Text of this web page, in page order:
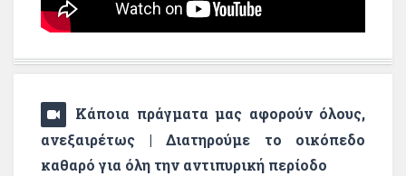
Κάποια πράγματα μας αφορούν όλους,
ανεξαιρέτως | Διατηρούμε το οικόπεδο
καθαρό για όλη την αντιπυρική περίοδο